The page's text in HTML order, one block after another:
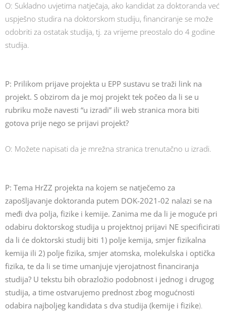
O: Sukladno uvjetima natječaja, ako kandidat za doktoranda već
uspješno studira na doktorskom studiju, financiranje se može
odobriti za ostatak studija, tj. za vrijeme preostalo do 4 godine
studija.
P: Prilikom prijave projekta u EPP sustavu se traži link na
projekt. S obzirom da je moj projekt tek počeo da li se u
rubriku može navesti “u izradi” ili web stranica mora biti
gotova prije nego se prijavi projekt?
O: Možete napisati da je mrežna stranica trenutačno u izradi.
P: Tema HrZZ projekta na kojem se natječemo za
zapošljavanje doktoranda putem DOK-2021-02 nalazi se na
međi dva polja, fizike i kemije. Zanima me da li je moguće pri
odabiru doktorskog studija u projektnoj prijavi NE specificirati
da li će doktorski studij biti 1) polje kemija, smjer fizikalna
kemija ili 2) polje fizika, smjer atomska, molekulska i optička
fizika, te da li se time umanjuje vjerojatnost financiranja
studija? U tekstu bih obrazložio podobnost i jednog i drugog
studija, a time ostvarujemo prednost zbog mogućnosti
odabira najboljeg kandidata s dva studija (kemije i fizike).